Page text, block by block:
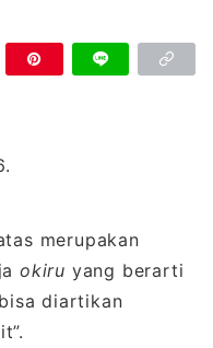
merupakan
okiru yang berarti
diartikan